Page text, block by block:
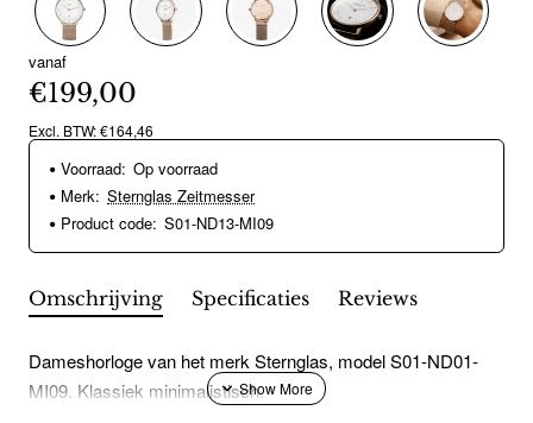
vanaf
€199,00
Excl. BTW: €164,46
Voorraad: Op voorraad
Merk: Sternglas Zeitmesser
Product code: S01-ND13-MI09
Omschrijving Specificaties Reviews
Dameshorloge van het merk Sternglas, model S01-ND01-
MI09. Klassiek minimalistisch.